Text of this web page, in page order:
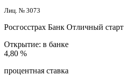
Лиц. № 3073
Росгосстрах Банк Отличный старт
Открытие: в банке
4,80 %
процентная ставка